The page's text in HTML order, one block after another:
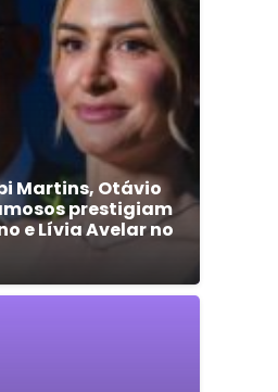
Martins, Otávio
prestigiam
e Lívia Avelar no